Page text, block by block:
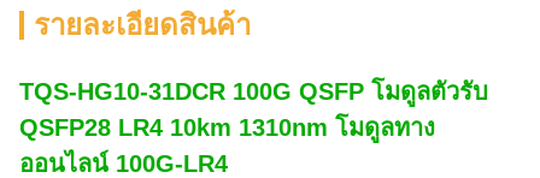
รายละเอียดสินค้า
TQS-HG10-31DCR 100G QSFP โมดูลตัวรับ
QSFP28 LR4 10km 1310nm โมดูลทาง
ออนไลน์ 100G-LR4